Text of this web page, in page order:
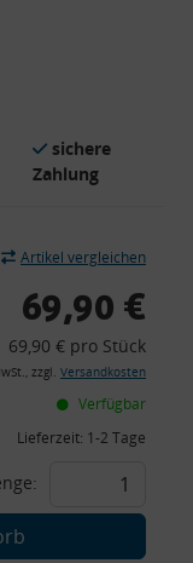
sichere
Zahlung
Artikel vergleichen
69,90 €
69,90 € pro Stück
zzgl. Versandkosten
Verfügbar
Lieferzeit: 1-2 Tage